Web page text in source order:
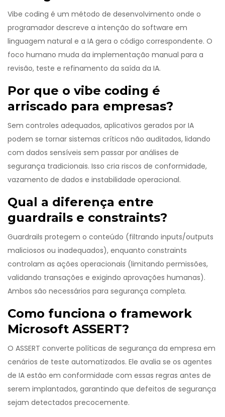
Vibe coding é um método de desenvolvimento onde o
programador descreve a intenção do software em
linguagem natural e a IA gera o código correspondente. O
foco humano muda da implementação manual para a
revisão, teste e refinamento da saída da IA.
Por que o vibe coding é
arriscado para empresas?
Sem controles adequados, aplicativos gerados por IA
podem se tornar sistemas críticos não auditados, lidando
com dados sensíveis sem passar por análises de
segurança tradicionais. Isso cria riscos de conformidade,
vazamento de dados e instabilidade operacional.
Qual a diferença entre
guardrails e constraints?
Guardrails protegem o conteúdo (filtrando inputs/outputs
maliciosos ou inadequados), enquanto constraints
controlam as ações operacionais (limitando permissões,
validando transações e exigindo aprovações humanas).
Ambos são necessários para segurança completa.
Como funciona o framework
Microsoft ASSERT?
O ASSERT converte políticas de segurança da empresa em
cenários de teste automatizados. Ele avalia se os agentes
de IA estão em conformidade com essas regras antes de
serem implantados, garantindo que defeitos de segurança
sejam detectados precocemente.